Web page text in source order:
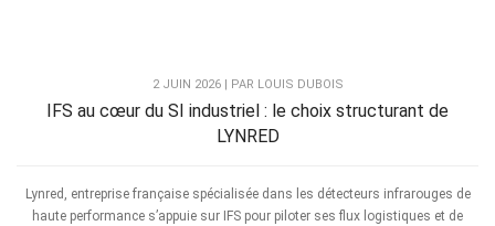
2 JUIN 2026 | PAR LOUIS DUBOIS
IFS au cœur du SI industriel : le choix structurant de
LYNRED
Lynred, entreprise française spécialisée dans les détecteurs infrarouges de
haute performance s’appuie sur IFS pour piloter ses flux logistiques et de